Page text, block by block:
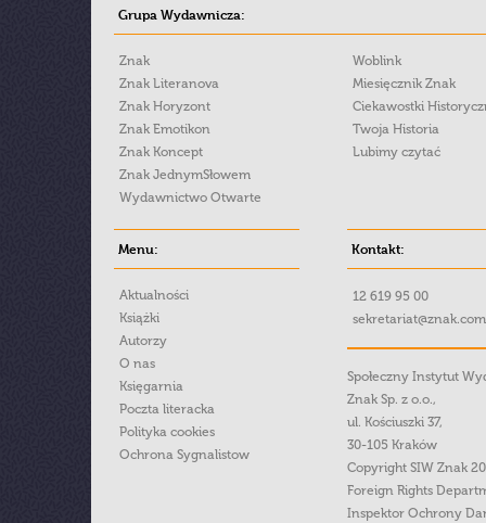
Grupa Wydawnicza:
Znak
Znak Literanova
Znak Horyzont
Znak Emotikon
Znak Koncept
Znak JednymSłowem
Wydawnictwo Otwarte
Woblink
Miesięcznik Znak
Ciekawostki
Twoja Historia
Lubimy czytać
Menu:
Aktualności
Książki
Autorzy
O nas
Księgarnia
Poczta literacka
Polityka cookies
Ochrona Sygnalistow
Kontakt:
12 619 95 00
Społeczny Instytut
Znak Sp. z o.o.,
ul. Kościuszki 37,
30-105 Kraków
Copyright SIW Znak
Foreign Rights
Inspektor Ochrony